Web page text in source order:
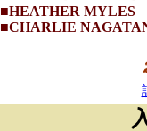
■HEATHER MYLES
■CHARLIE